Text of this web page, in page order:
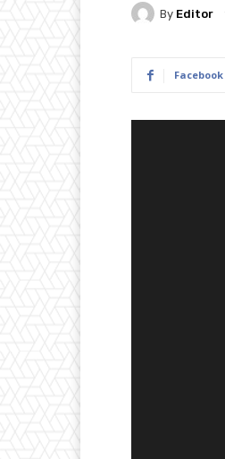
By Editor
Facebook